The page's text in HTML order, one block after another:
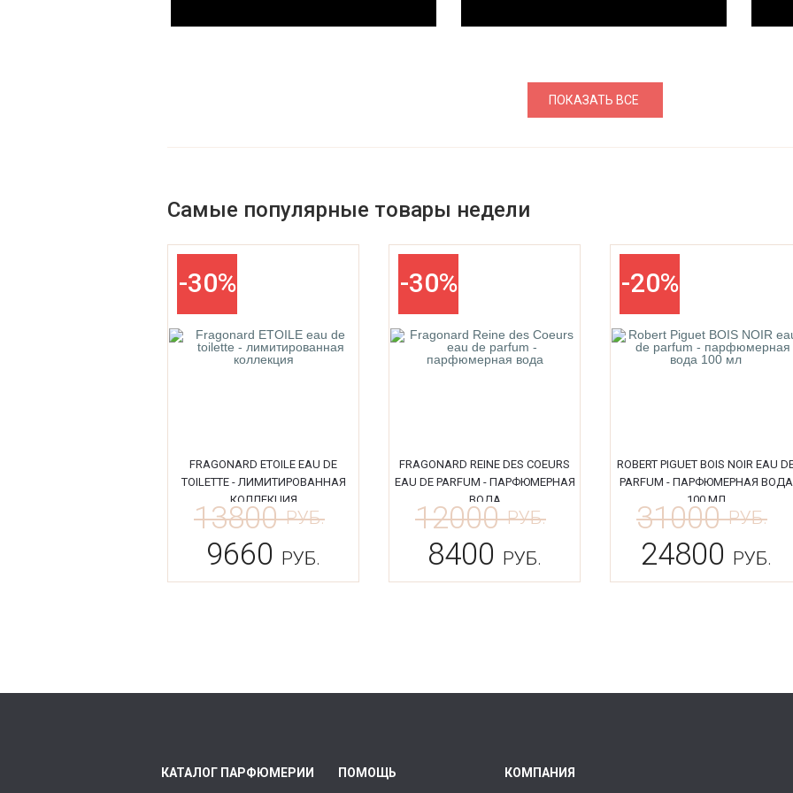
ПОКАЗАТЬ ВСЕ
Самые популярные товары недели
FRAGONARD ETOILE EAU DE
TOILETTE - ЛИМИТИРОВАННАЯ
КОЛЛЕКЦИЯ
13800РУБ.
9660 РУБ.
-30%
FRAGONARD REINE DES COEURS
EAU DE PARFUM - ПАРФЮМЕРНАЯ
ВОДА
12000РУБ.
8400 РУБ.
-30%
ROBERT PIGUET BOIS NOIR EAU
PARFUM - ПАРФЮМЕРНАЯ ВОДА
100 МЛ
31000РУБ.
24800 РУБ.
-20%
КАТАЛОГ ПАРФЮМЕРИИ ПОМОЩЬ КОМПАНИЯ